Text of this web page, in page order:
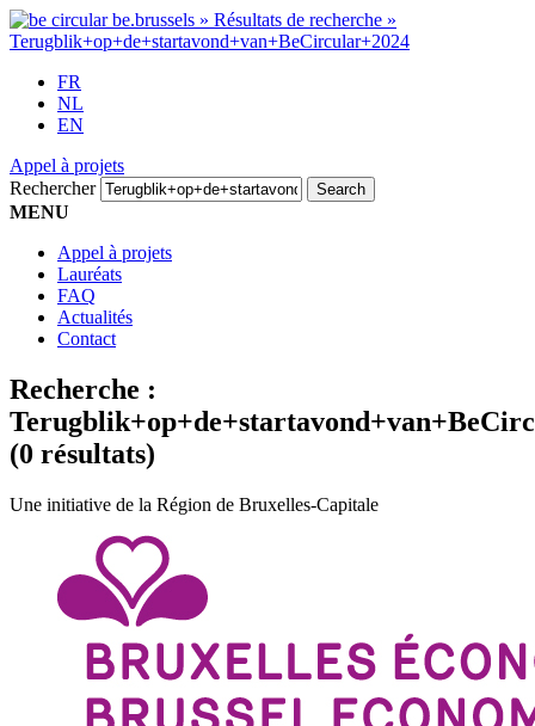
FR
NL
EN
Appel à projets
Rechercher
MENU
Appel à projets
Lauréats
FAQ
Actualités
Contact
Recherche :
(0 résultats)
Une initiative de la Région de Bruxelles-Capitale